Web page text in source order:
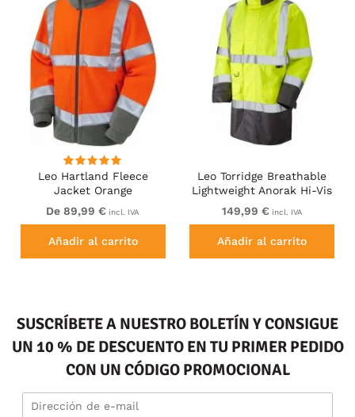
Leo Hartland Fleece
Jacket Orange
De 89,99 € incl. IVA
Añadir al carrito
Leo Torridge Breathable
Lightweight Anorak Hi-Vis
Yellow
149,99 € incl. IVA
Añadir al carrito
SUSCRÍBETE A NUESTRO BOLETÍN Y CONSIGUE
UN 10 % DE DESCUENTO EN TU PRIMER PEDIDO
CON UN CÓDIGO PROMOCIONAL